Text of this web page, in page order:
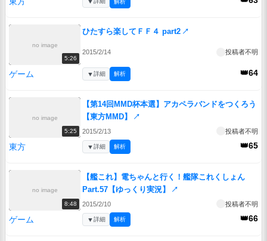
no image
5:26
ひたすら楽してＦＦ４ part2 ↗
2015/2/14 投稿者不明
ゲーム 👑64
▼詳細 解析
no image
5:25
【第14回MMD杯本選】アカペラバンドをつくろう
【東方MMD】
↗
2015/2/13 投稿者不明
東方 👑65
▼詳細 解析
no image
8:48
【艦これ】電ちゃんと行く！艦隊これくしょん
Part.57【ゆっくり実況】
↗
2015/2/10 投稿者不明
ゲーム 👑66
▼詳細 解析